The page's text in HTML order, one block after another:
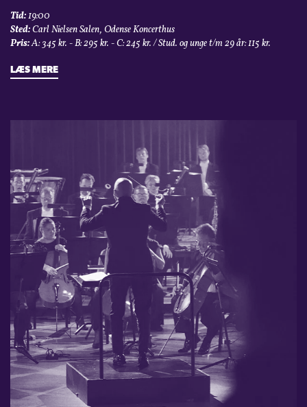
Tid:19:00
Sted:Carl Nielsen Salen, Odense Koncerthus
Pris:A: 345 kr. - B: 295 kr. - C: 245 kr. / Stud. og unge t/m 29 år: 115 kr.
LÆS MERE